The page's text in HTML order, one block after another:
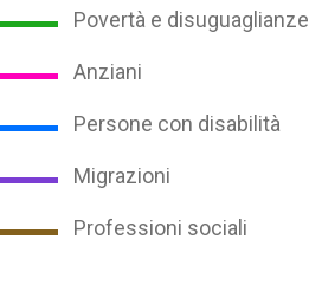
Povertà e disuguaglianze
Anziani
Persone con disabilità
Migrazioni
Professioni sociali